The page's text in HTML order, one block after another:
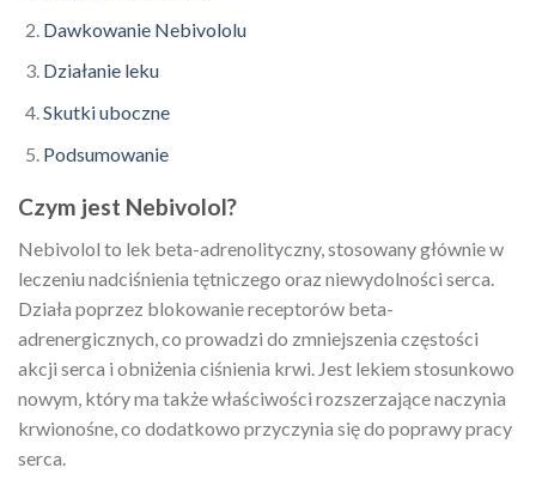
Dawkowanie Nebivololu
Działanie leku
Skutki uboczne
Podsumowanie
Czym jest Nebivolol?
Nebivolol to lek beta-adrenolityczny, stosowany głównie w
leczeniu nadciśnienia tętniczego oraz niewydolności serca.
Działa poprzez blokowanie receptorów beta-
adrenergicznych, co prowadzi do zmniejszenia częstości
akcji serca i obniżenia ciśnienia krwi. Jest lekiem stosunkowo
nowym, który ma także właściwości rozszerzające naczynia
krwionośne, co dodatkowo przyczynia się do poprawy pracy
serca.